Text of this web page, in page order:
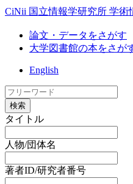
CiNii 国立情報学研究所 学
論文・データをさがす
大学図書館の本をさが
English
検索
タイトル
人物/団体名
著者ID/研究者番号